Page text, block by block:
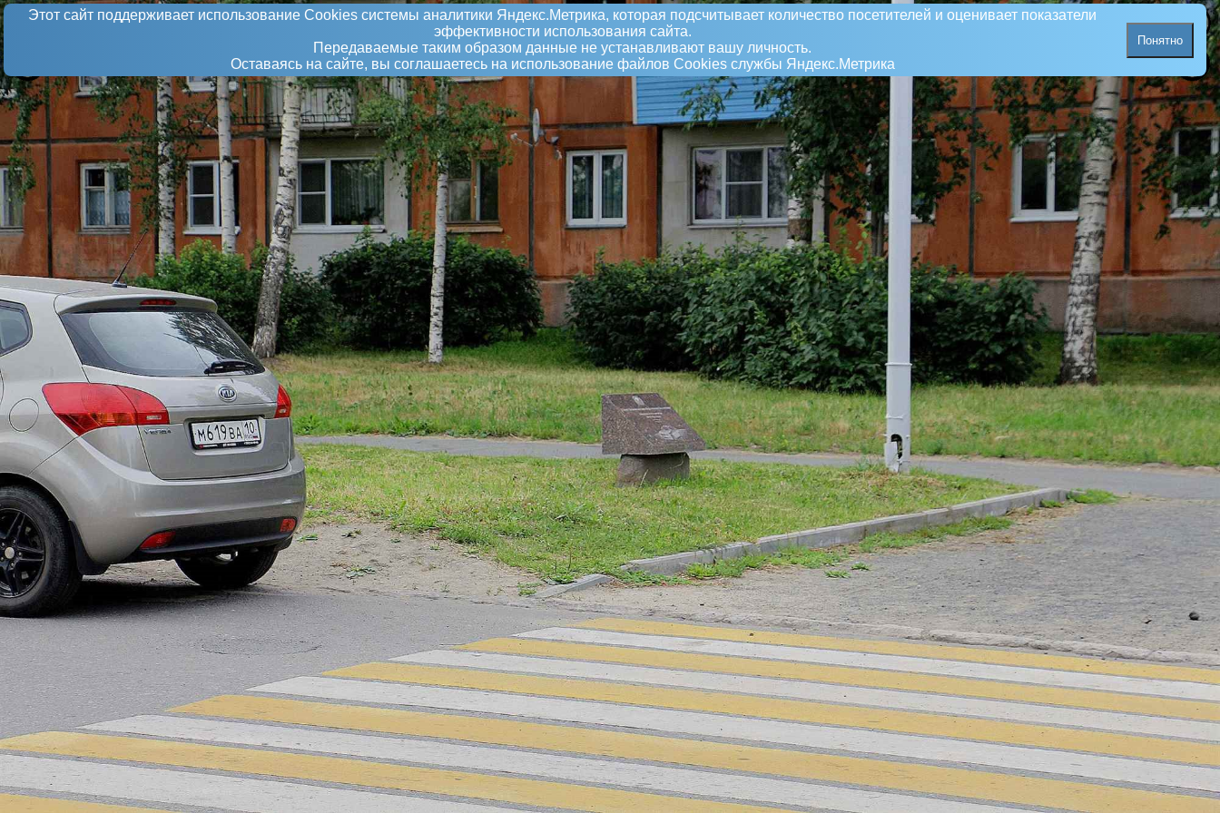
Этот сайт поддерживает использование Сookies системы аналитики Яндекс.Метрика, которая подсчитывает количество посетителей и оценивает показатели
эффективности использования сайта.
Передаваемые таким образом данные не устанавливают вашу личность.
Оставаясь на сайте, вы соглашаетесь на использование файлов Сookies службы Яндекс.Метрика
Понятно